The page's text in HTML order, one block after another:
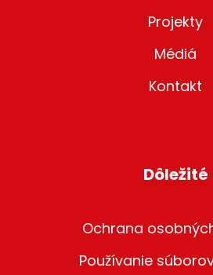
Projekty
Médiá
Kontakt
Dôležité
Ochrana
Používanie